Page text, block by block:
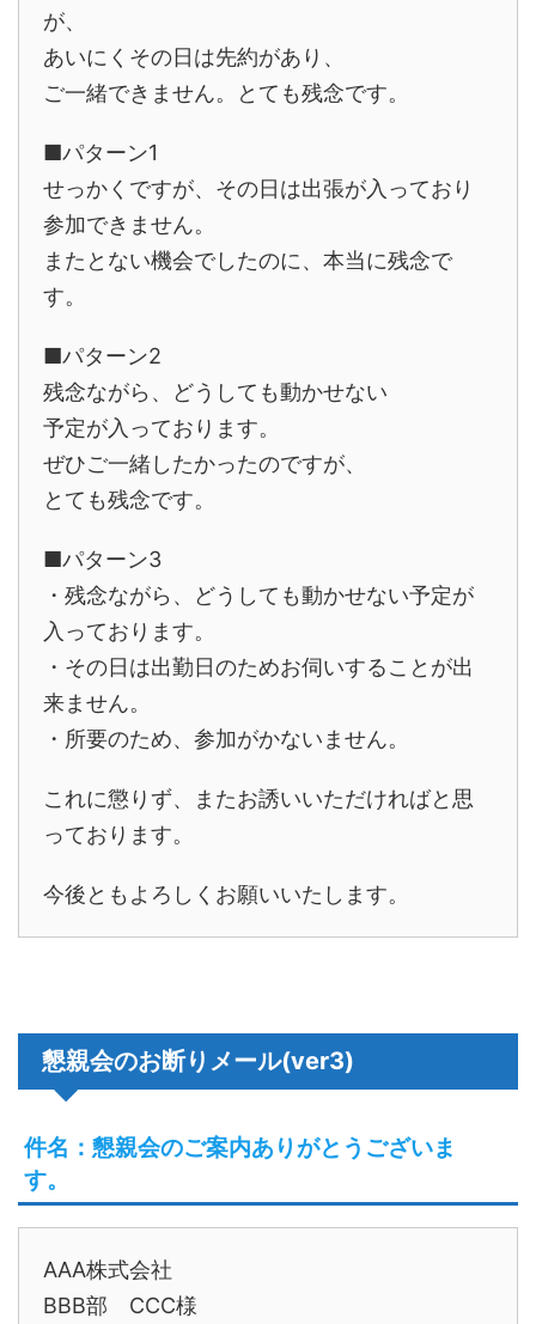
が、
あいにくその日は先約があり、
ご一緒できません。とても残念です。
■パターン1
せっかくですが、その日は出張が入っており
参加できません。
またとない機会でしたのに、本当に残念で
す。
■パターン2
残念ながら、どうしても動かせない
予定が入っております。
ぜひご一緒したかったのですが、
とても残念です。
■パターン3
・残念ながら、どうしても動かせない予定が
入っております。
・その日は出勤日のためお伺いすることが出
来ません。
・所要のため、参加がかないません。
これに懲りず、またお誘いいただければと思
っております。
今後ともよろしくお願いいたします。
懇親会のお断りメール(ver3)
件名：懇親会のご案内ありがとうございま
す。
AAA株式会社
BBB部 CCC様